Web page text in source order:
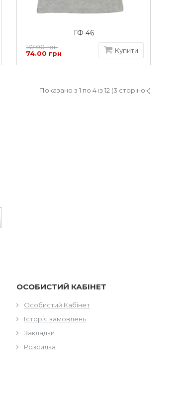
ГФ 46
147.00 грн
74.00 грн
Купити
Показано з 1 по 4 із 12 (3 сторінок)
ОСОБИСТИЙ КАБІНЕТ
Особистий Кабінет
Історія замовлень
Закладки
Розсилка